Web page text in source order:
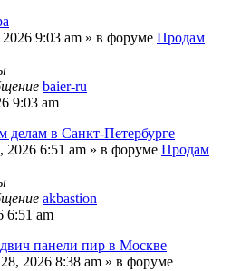
9:03 am » в форуме Продам
baier-ru
9:03 am
делам в Санкт-Петербурге
2026 6:51 am » в форуме Продам
akbastion
6:51 am
панели пир в Москве
2026 8:38 am » в форуме